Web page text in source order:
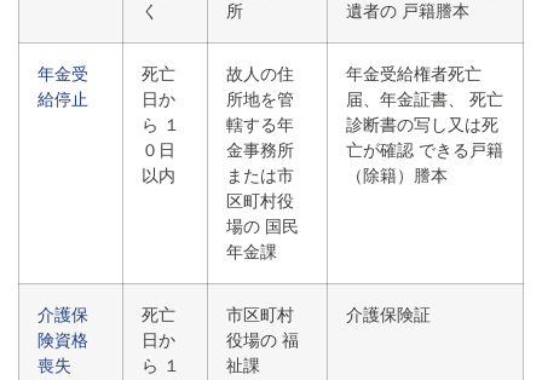
く
所
遺者の 戸籍謄本
年金受
給停止
死亡
日か
ら １
０日
以内
故人の住
所地を管
轄する年
金事務所
または市
区町村役
場の 国民
年金課
年金受給権者死亡
届、年金証書、 死亡
診断書の写し又は死
亡が確認 できる戸籍
（除籍）謄本
介護保
険資格
喪失
死亡
日か
ら １
市区町村
役場の 福
祉課
介護保険証